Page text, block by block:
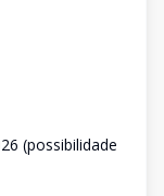
(possibilidade